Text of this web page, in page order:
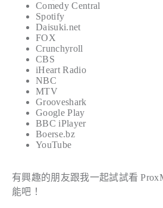
Comedy Central
Spotify
Daisuki.net
FOX
Crunchyroll
CBS
iHeart Radio
NBC
MTV
Grooveshark
Google Play
BBC iPlayer
Boerse.bz
YouTube
有興趣的朋友跟我一起試試看
能吧！